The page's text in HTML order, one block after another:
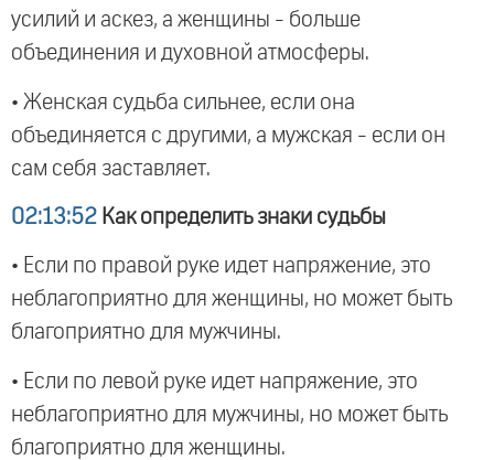
усилий и аскез, а женщины - больше
объединения и духовной атмосферы.
• Женская судьба сильнее, если она
объединяется с другими, а мужская - если он
сам себя заставляет.
02:13:52 Как определить знаки судьбы
• Если по правой руке идет напряжение, это
неблагоприятно для женщины, но может быть
благоприятно для мужчины.
• Если по левой руке идет напряжение, это
неблагоприятно для мужчины, но может быть
благоприятно для женщины.